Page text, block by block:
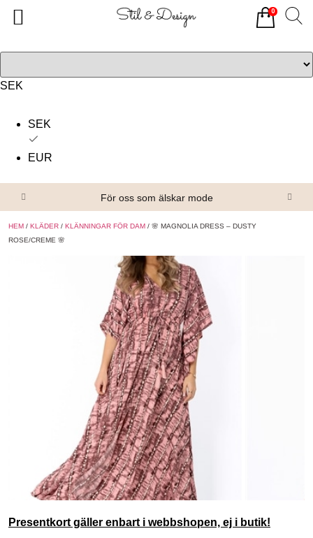
SEK
SEK
EUR
För oss som älskar mode
HEM / KLÄDER / KLÄNNINGAR FÖR DAM / 🌸 MAGNOLIA DRESS – DUSTY
ROSE/CREME 🌸
Presentkort gäller enbart i webbshopen, ej i butik!
0
Alla produkter
Om oss